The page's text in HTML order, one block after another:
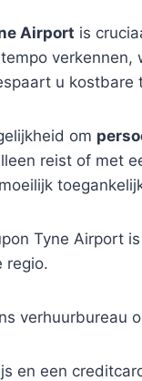
Airport is
u
om
reist of met
Tyne Airport
regio.
verhuurbureau
en een